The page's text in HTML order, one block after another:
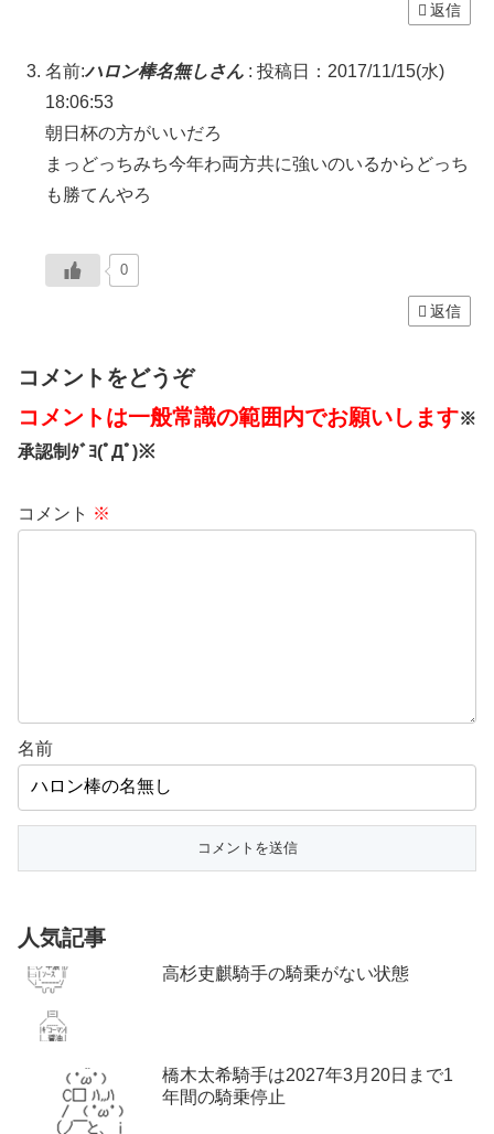
返信
名前:ハロン棒名無しさん : 投稿日：2017/11/15(水)
18:06:53
朝日杯の方がいいだろ
まっどっちみち今年わ両方共に強いのいるからどっち
も勝てんやろ
0
返信
コメントをどうぞ
コメントは一般常識の範囲内でお願いします※
承認制ﾀﾞﾖ(ﾟДﾟ)※
コメント ※
名前
人気記事
高杉吏麒騎手の騎乗がない状態
橋木太希騎手は2027年3月20日まで1
年間の騎乗停止